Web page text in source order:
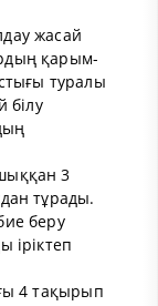
жасай
қарым-
туралы
білу
3
тұрады.
беру
іріктеп
4 тақырып